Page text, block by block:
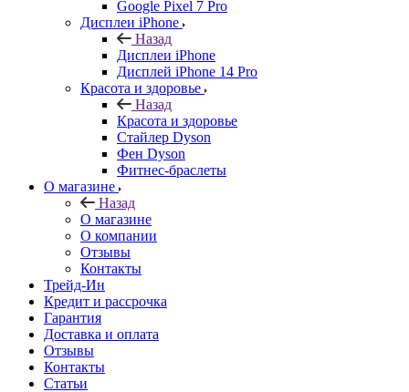
Google Pixel 7 Pro
Дисплеи iPhone
Назад
Дисплеи iPhone
Дисплей iPhone 14 Pro
Красота и здоровье
Назад
Красота и здоровье
Стайлер Dyson
Фен Dyson
Фитнес-браслеты
О магазине
Назад
О магазине
О компании
Отзывы
Контакты
Трейд-Ин
Кредит и рассрочка
Гарантия
Доставка и оплата
Отзывы
Контакты
Статьи